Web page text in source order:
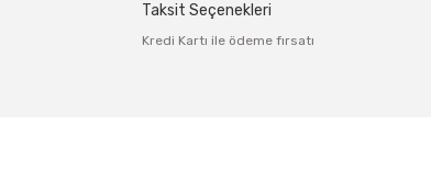
Taksit Seçenekleri
Kredi Kartı ile ödeme fırsatı